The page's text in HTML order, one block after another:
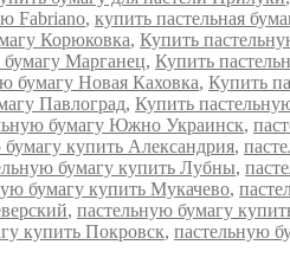
Fabriano, купить пастельная
Корюковка, Купить
Марганец, Купить
бумагу Новая Каховка, Купить
Павлоград, Купить
бумагу Южно Украинск,
бумагу купить Александрия,
бумагу купить Лубны,
бумагу купить Мукачево,
, пастельную бумагу
купить Покровск, пастельную